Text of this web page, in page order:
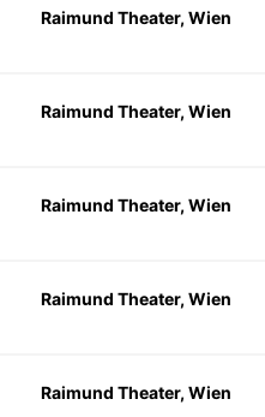
Raimund Theater, Wien
Raimund Theater, Wien
Raimund Theater, Wien
Raimund Theater, Wien
Raimund Theater, Wien